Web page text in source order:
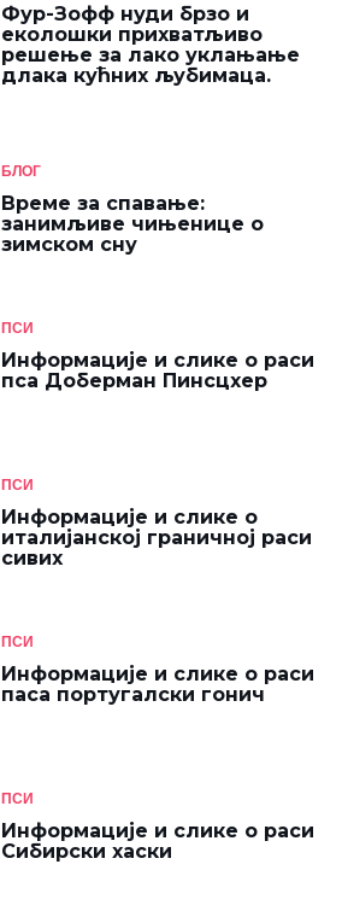
Фур-Зофф нуди брзо и
еколошки прихватљиво
решење за лако уклањање
длака кућних љубимаца.
БЛОГ
Време за спавање:
занимљиве чињенице о
зимском сну
ПСИ
Информације и слике о раси
пса Доберман Пинсцхер
ПСИ
Информације и слике о
италијанској граничној раси
сивих
ПСИ
Информације и слике о раси
паса португалски гонич
ПСИ
Информације и слике о раси
Сибирски хаски